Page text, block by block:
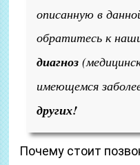
описанную в
обратитесь к
диагноз
имеющемся
других!
Почему стоит